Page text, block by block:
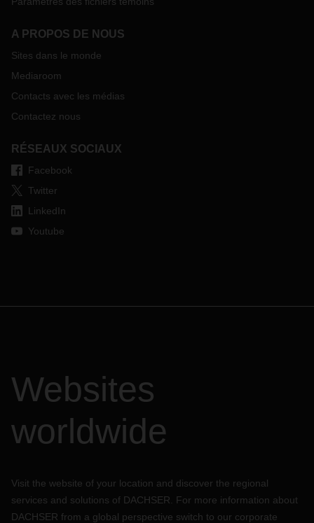
A PROPOS DE NOUS
Sites dans le monde
Mediaroom
Contacts avec les médias
Contactez nous
RÉSEAUX SOCIAUX
Facebook
Twitter
LinkedIn
Youtube
Websites
worldwide
Visit the website of your location and discover the regional
services and solutions of DACHSER. For more information about
DACHSER from a global perspective switch to our corporate